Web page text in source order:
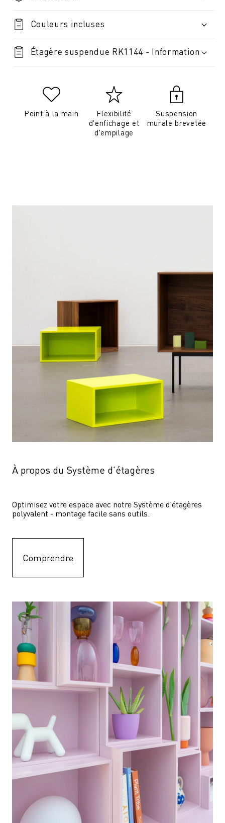
Couleurs incluses
Étagère suspendue RK1144 - Information
Peint à la main
Flexibilité
d'enfichage et
d'empilage
Suspension
murale brevetée
À propos du Système d'étagères
Optimisez votre espace avec notre Système d'étagères
polyvalent - montage facile sans outils.
Comprendre